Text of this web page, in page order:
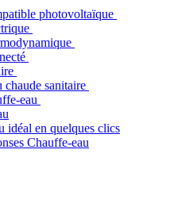
photovoltaïque
chaude sanitaire
eau
idéal en quelques clics
Chauffe-eau